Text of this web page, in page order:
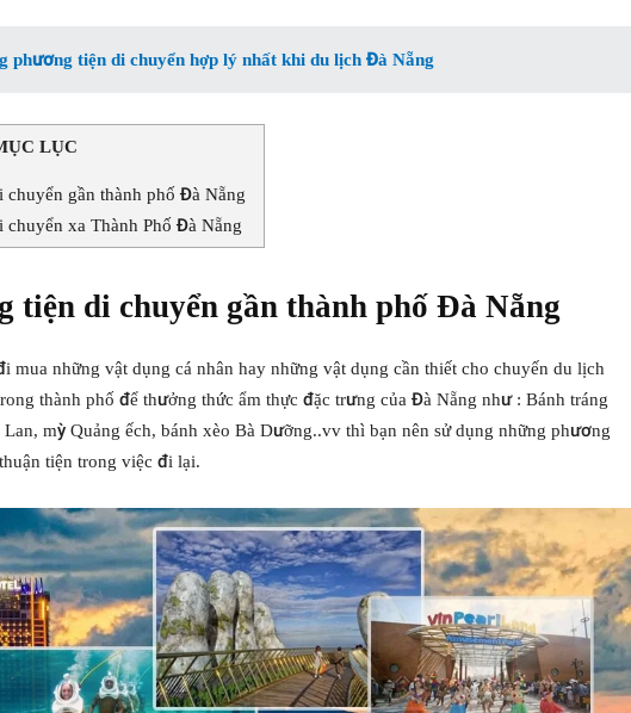
phương tiện di chuyển hợp lý nhất khi du lịch Đà Nẵng
LỤC
gần thành phố Đà Nẵng
xa Thành Phố Đà Nẵng
tiện di chuyển gần thành phố Đà Nẵng
mua những vật dụng cá nhân hay những vật dụng cần thiết cho chuyến du lịch
thành phố để thưởng thức ẩm thực đặc trưng của Đà Nẵng như : Bánh tráng
mỳ Quảng ếch, bánh xèo Bà Dưỡng..vv thì bạn nên sử dụng những phương
tiện trong việc đi lại.